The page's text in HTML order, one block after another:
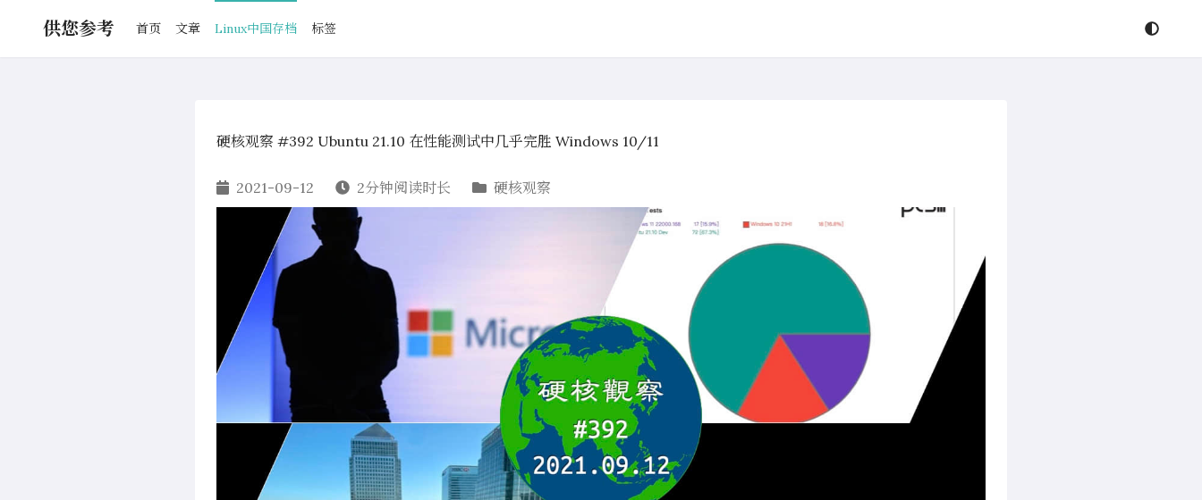
供您参考 首页 文章 Linux中国存档 标签
硬核观察 #392 Ubuntu 21.10 在性能测试中几乎完胜 Windows 10/11
2021-09-12 2分钟阅读时长 硬核观察